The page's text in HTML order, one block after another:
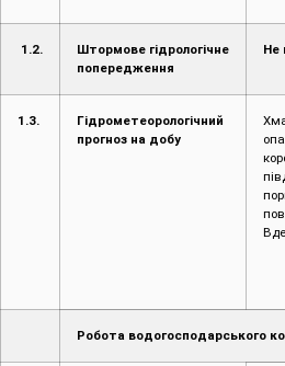
1.2.
Штормове гідрологічне
попередження
Не
1.3.
Гідрометеорологічний
прогноз на добу
Робота водогосподарського